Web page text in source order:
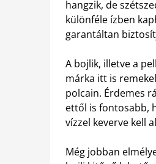
hangzik, de
különféle ízben
garantáltan
A bojlik, illetve a
márka itt is
polcain. Érdemes
ettől is fontosabb,
vízzel keverve kell
Még jobban